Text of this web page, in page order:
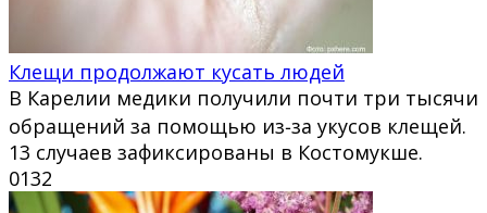
Клещи продолжают кусать людей
В Карелии медики получили почти три тысячи
обращений за помощью из‑за укусов клещей.
13 случаев зафиксированы в Костомукше.
0132